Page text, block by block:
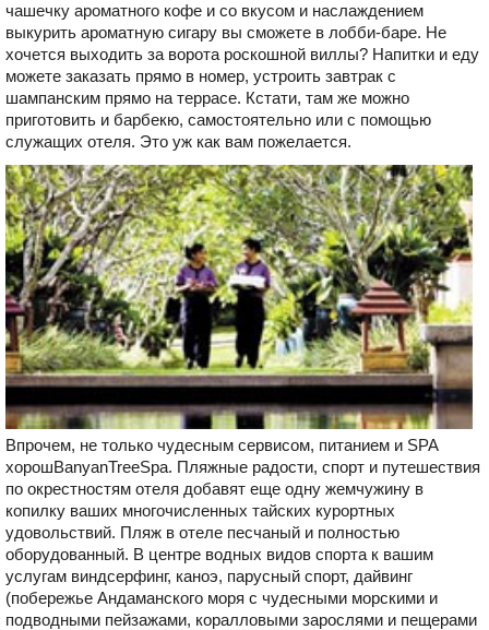
чашечку ароматного кофе и со вкусом и наслаждением
выкурить ароматную сигару вы сможете в лобби-баре. Не
хочется выходить за ворота роскошной виллы? Напитки и еду
можете заказать прямо в номер, устроить завтрак с
шампанским прямо на террасе. Кстати, там же можно
приготовить и барбекю, самостоятельно или с помощью
служащих отеля. Это уж как вам пожелается.
Впрочем, не только чудесным сервисом, питанием и SPA
хорошBanyanTreeSpa. Пляжные радости, спорт и путешествия
по окрестностям отеля добавят еще одну жемчужину в
копилку ваших многочисленных тайских курортных
удовольствий. Пляж в отеле песчаный и полностью
оборудованный. В центре водных видов спорта к вашим
услугам виндсерфинг, каноэ, парусный спорт, дайвинг
(побережье Андаманского моря с чудесными морскими и
подводными пейзажами, коралловыми зарослями и пещерами